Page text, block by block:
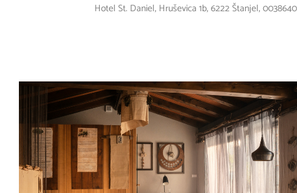
Hotel St. Daniel, Hruševica 1b, 6222 Štanjel,